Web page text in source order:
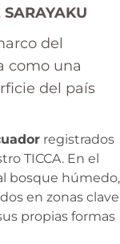
del
como una
del país
registrados
TICCA. En el
bosque húmedo,
en zonas clave
propias formas